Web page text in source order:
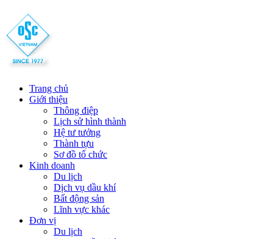
Trang chủ
Giới thiệu
Thông điệp
Lịch sử hình thành
Hệ tư tưởng
Thành tựu
Sơ đồ tổ chức
Kinh doanh
Du lịch
Dịch vụ dầu khí
Bất động sản
Lĩnh vực khác
Đơn vị
Du lịch